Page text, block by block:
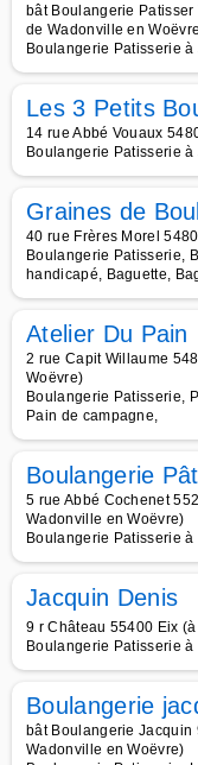
bât Boulangerie
de Wadonville en
Boulangerie Patisserie à
Les 3 Petits
14 rue Abbé Vouaux
Boulangerie Patisserie à
Graines de
40 rue Frères Morel
Boulangerie Patisserie,
handicapé, Baguette,
Atelier Du Pain
2 rue Capit Willaume
Woëvre)
Boulangerie Patisserie,
Pain de campagne,
Boulangerie
5 rue Abbé Cochenet
Wadonville en Woëvre)
Boulangerie Patisserie
Jacquin Denis
9 r Château 55400 Eix
Boulangerie Patisserie à
Boulangerie
bât Boulangerie Jacquin
Wadonville en Woëvre)